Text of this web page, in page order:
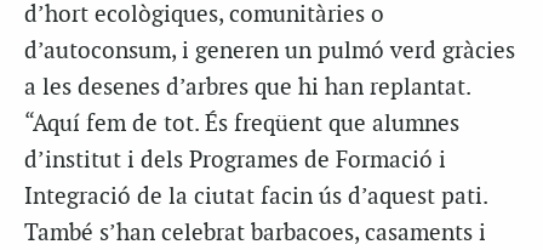
d’hort ecològiques, comunitàries o
d’autoconsum, i generen un pulmó verd gràcies
a les desenes d’arbres que hi han replantat.
“Aquí fem de tot. És freqüent que alumnes
d’institut i dels Programes de Formació i
Integració de la ciutat facin ús d’aquest pati.
També s’han celebrat barbacoes, casaments i